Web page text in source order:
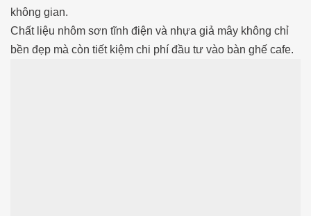
không gian.
Chất liệu nhôm sơn tĩnh điện và nhựa giả mây không chỉ
bền đẹp mà còn tiết kiệm chi phí đầu tư vào bàn ghế cafe.